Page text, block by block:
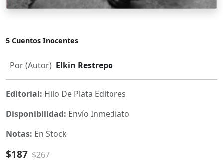
5 Cuentos Inocentes
Por (Autor) Elkin Restrepo
Editorial: Hilo De Plata Editores
Disponibilidad: Envío Inmediato
Notas: En Stock
$187 $267